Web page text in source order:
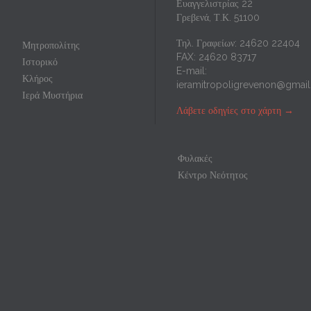
Μητροπολίτης
Ιστορικό
Κλήρος
Ιερά Μυστήρια
Ευαγγελιστρίας 22
Γρεβενά, Τ.Κ. 51100
Τηλ. Γραφείων: 24620 22404
FAX: 24620 83717
E-mail:
Λάβετε οδηγίες στο χάρτη →
Φυλακές
Κέντρο Νεότητος